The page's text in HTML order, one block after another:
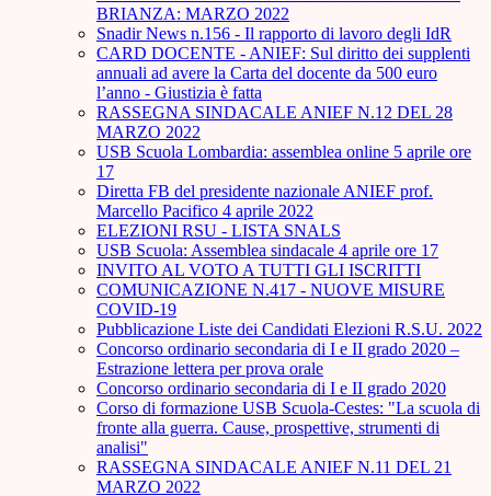
BRIANZA: MARZO 2022
Snadir News n.156 - Il rapporto di lavoro degli IdR
CARD DOCENTE - ANIEF: Sul diritto dei supplenti
annuali ad avere la Carta del docente da 500 euro
l’anno - Giustizia è fatta
RASSEGNA SINDACALE ANIEF N.12 DEL 28
MARZO 2022
USB Scuola Lombardia: assemblea online 5 aprile ore
17
Diretta FB del presidente nazionale ANIEF prof.
Marcello Pacifico 4 aprile 2022
ELEZIONI RSU - LISTA SNALS
USB Scuola: Assemblea sindacale 4 aprile ore 17
INVITO AL VOTO A TUTTI GLI ISCRITTI
COMUNICAZIONE N.417 - NUOVE MISURE
COVID-19
Pubblicazione Liste dei Candidati Elezioni R.S.U. 2022
Concorso ordinario secondaria di I e II grado 2020 –
Estrazione lettera per prova orale
Concorso ordinario secondaria di I e II grado 2020
Corso di formazione USB Scuola-Cestes: "La scuola di
fronte alla guerra. Cause, prospettive, strumenti di
analisi"
RASSEGNA SINDACALE ANIEF N.11 DEL 21
MARZO 2022